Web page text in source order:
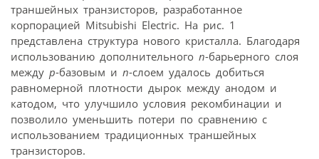
траншейных транзисторов, разработанное
корпорацией Mitsubishi Electric. На рис. 1
представлена структура нового кристалла. Благодаря
использованию дополнительного n-барьерного слоя
между p-базовым и n-слоем удалось добиться
равномерной плотности дырок между анодом и
катодом, что улучшило условия рекомбинации и
позволило уменьшить потери по сравнению с
использованием традиционных траншейных
транзисторов.